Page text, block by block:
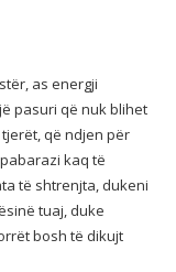
as energji
pasuri që nuk blihet
që ndjen për
kaq të
të shtrenjta, dukeni
tuaj, duke
bosh të dikujt